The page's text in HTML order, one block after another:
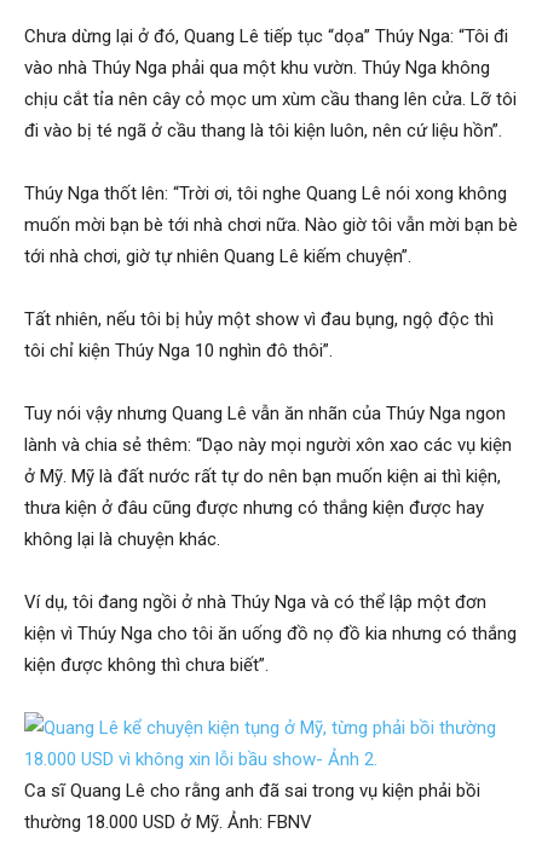
Chưa dừng lại ở đó, Quang Lê tiếp tục “dọa” Thúy Nga: “Tôi đi
vào nhà Thúy Nga phải qua một khu vườn. Thúy Nga không
chịu cắt tỉa nên cây cỏ mọc um xùm cầu thang lên cửa. Lỡ tôi
đi vào bị té ngã ở cầu thang là tôi kiện luôn, nên cứ liệu hồn”.
Thúy Nga thốt lên: “Trời ơi, tôi nghe Quang Lê nói xong không
muốn mời bạn bè tới nhà chơi nữa. Nào giờ tôi vẫn mời bạn bè
tới nhà chơi, giờ tự nhiên Quang Lê kiếm chuyện”.
Tất nhiên, nếu tôi bị hủy một show vì đau bụng, ngộ độc thì
tôi chỉ kiện Thúy Nga 10 nghìn đô thôi”.
Tuy nói vậy nhưng Quang Lê vẫn ăn nhãn của Thúy Nga ngon
lành và chia sẻ thêm: “Dạo này mọi người xôn xao các vụ kiện
ở Mỹ. Mỹ là đất nước rất tự do nên bạn muốn kiện ai thì kiện,
thưa kiện ở đâu cũng được nhưng có thắng kiện được hay
không lại là chuyện khác.
Ví dụ, tôi đang ngồi ở nhà Thúy Nga và có thể lập một đơn
kiện vì Thúy Nga cho tôi ăn uống đồ nọ đồ kia nhưng có thắng
kiện được không thì chưa biết”.
Ca sĩ Quang Lê cho rằng anh đã sai trong vụ kiện phải bồi
thường 18.000 USD ở Mỹ. Ảnh: FBNV